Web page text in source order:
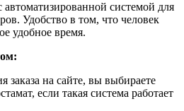
автоматизированной системой для
Удобство в том, что человек
удобное время.
заказа на сайте, вы выбираете
если такая система работает